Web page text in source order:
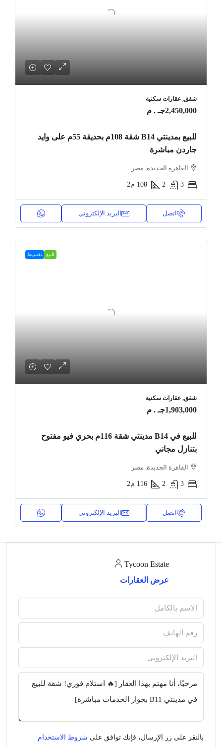
شقق, عقارات سكنية
2,450,000جـ . م
للبيع بمدينتي B14 شقة 108م بحديقة 55م على وايد
جاردن مباشرة
القاهرة الجديدة, مصر
3
2
108 م2
اتصل البريد الإلكتروني
للبيع تقسيط
شقق, عقارات سكنية
1,903,000جـ . م
للبيع في B14 مدينتي شقة 116م بحري فيو مفتوح
بتنازل مجاني
القاهرة الجديدة, مصر
3
2
116 م2
اتصل البريد الإلكتروني
Tycoon Estate
عرض العقارات
بالنقر على زر الإرسال، فإنك توافق على شروط الاستخدام